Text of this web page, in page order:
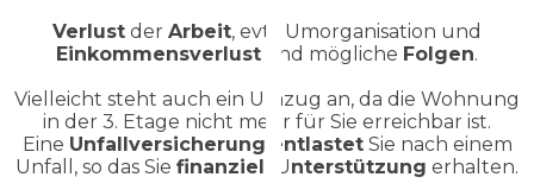
Verlust der Arbeit, evtl. Umorganisation und
Einkommensverlust sind mögliche Folgen.
Vielleicht steht auch ein Umzug an, da die Wohnung
in der 3. Etage nicht mehr für Sie erreichbar ist.
Eine Unfallversicherung entlastetSie nach einem
Unfall, so das Sie finanziell Unterstützung erhalten.